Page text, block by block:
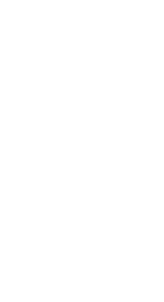
du väljer att ändra
dock att noggrant
att den uppfyller